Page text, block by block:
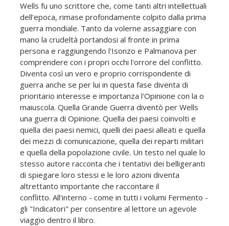
Wells fu uno scrittore che, come tanti altri intellettuali
dell'epoca, rimase profondamente colpito dalla prima
guerra mondiale. Tanto da volerne assaggiare con
mano la crudeltà portandosi al fronte in prima
persona e raggiungendo l'Isonzo e Palmanova per
comprendere con i propri occhi l'orrore del conflitto.
Diventa così un vero e proprio corrispondente di
guerra anche se per lui in questa fase diventa di
prioritario interesse e importanza l'Opinione con la o
maiuscola. Quella Grande Guerra diventò per Wells
una guerra di Opinione. Quella dei paesi coinvolti e
quella dei paesi nemici, quelli dei paesi alleati e quella
dei mezzi di comunicazione, quella dei reparti militari
e quella della popolazione civile. Un testo nel quale lo
stesso autore racconta che i tentativi dei belligeranti
di spiegare loro stessi e le loro azioni diventa
altrettanto importante che raccontare il
conflitto. All'interno - come in tutti i volumi Fermento -
gli "Indicatori" per consentire al lettore un agevole
viaggio dentro il libro.